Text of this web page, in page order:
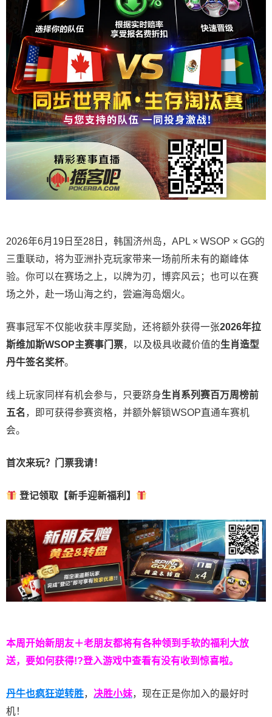
2026年6月19日至28日，韩国济州岛，APL × WSOP × GG的
三重联动，将为亚洲扑克玩家带来一场前所未有的巅峰体
验。 你可以在赛场之上，以牌为刃，博弈风云；也可以在赛
场之外，赴一场山海之约，尝遍海岛烟火。
赛事冠军不仅能收获丰厚奖励，还将额外获得一张2026年拉
斯维加斯WSOP主赛事门票，以及极具收藏价值的生肖造型
丹牛签名奖杯。
线上玩家同样有机会参与，只要跻身生肖系列赛百万周榜前
五名 ，即可获得参赛资格，并额外解锁WSOP直通车赛机
会。
首次来玩？门票我请！
登记领取【新手迎新福利】
本周开始新朋友＋老朋友都将有各种领到手软的福利大放
送，要如何获得!?登入游戏中查看有没有收到惊喜啦。
丹牛也疯狂逆转胜， 决胜小妹，现在正是你加入的最好时
机！